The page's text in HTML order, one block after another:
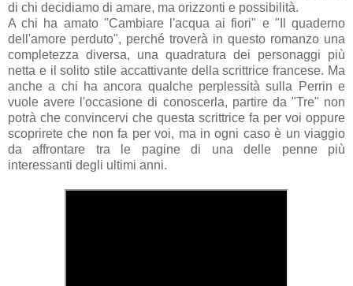
di chi decidiamo di amare, ma orizzonti e possibilità.
A chi ha amato "Cambiare l'acqua ai fiori" e "Il quaderno
dell'amore perduto", perché troverà in questo romanzo una
completezza diversa, una quadratura dei personaggi più
netta e il solito stile accattivante della scrittrice francese. Ma
anche a chi ha ancora qualche perplessità sulla Perrin e
vuole avere l'occasione di conoscerla, partire da "Tre" non
potrà che convincervi che questa scrittrice fa per voi oppure
scoprirete che non fa per voi, ma in ogni caso è un viaggio
da affrontare tra le pagine di una delle penne più
interessanti degli ultimi anni.